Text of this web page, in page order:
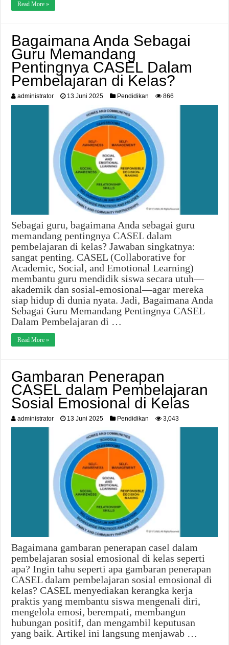
Read More »
Bagaimana Anda Sebagai
Guru Memandang
Pentingnya CASEL Dalam
Pembelajaran di Kelas?
administrator 13 Juni 2025 Pendidikan 866
Sebagai guru, bagaimana Anda sebagai guru
memandang pentingnya CASEL dalam
pembelajaran di kelas? Jawaban singkatnya:
sangat penting. CASEL (Collaborative for
Academic, Social, and Emotional Learning)
membantu guru mendidik siswa secara utuh—
akademik dan sosial‑emosional—agar mereka
siap hidup di dunia nyata. Jadi, Bagaimana Anda
Sebagai Guru Memandang Pentingnya CASEL
Dalam Pembelajaran di …
Read More »
Gambaran Penerapan
CASEL dalam Pembelajaran
Sosial Emosional di Kelas
administrator 13 Juni 2025 Pendidikan 3,043
Bagaimana gambaran penerapan casel dalam
pembelajaran sosial emosional di kelas seperti
apa? Ingin tahu seperti apa gambaran penerapan
CASEL dalam pembelajaran sosial emosional di
kelas? CASEL menyediakan kerangka kerja
praktis yang membantu siswa mengenali diri,
mengelola emosi, berempati, membangun
hubungan positif, dan mengambil keputusan
yang baik. Artikel ini langsung menjawab …